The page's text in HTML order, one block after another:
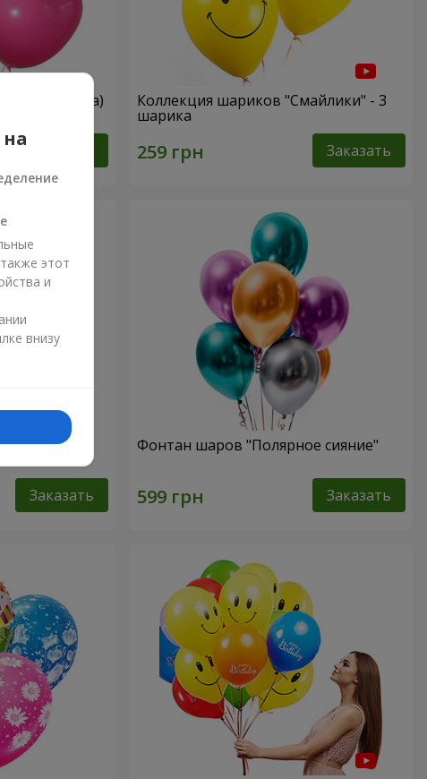
сердца) Коллекция шариков "Смайлики" - 3
шарика
Заказать
Заказать
Фонтан шаров "Полярное сияние"
Заказать
этот
и
внизу